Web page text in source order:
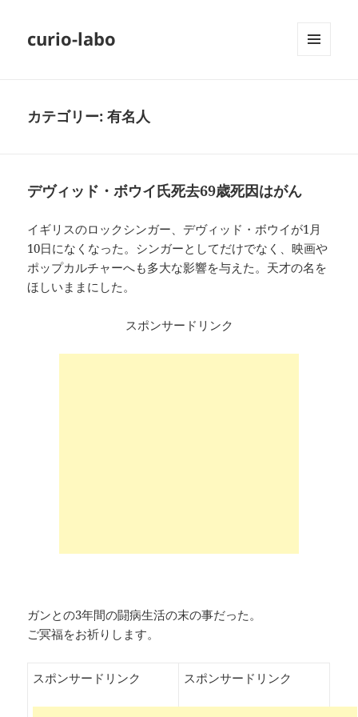
curio-labo
カテゴリー:有名人
デヴィッド・ボウイ氏死去69歳死因はがん
イギリスのロックシンガー、デヴィッド・ボウイが1月
10日になくなった。シンガーとしてだけでなく、映画や
ポップカルチャーへも多大な影響を与えた。天才の名を
ほしいままにした。
スポンサードリンク
ガンとの3年間の闘病生活の末の事だった。
ご冥福をお祈りします。
スポンサードリンク スポンサードリンク